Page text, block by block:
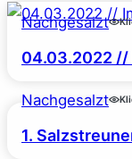
Nachgesalzt
04.03.2022 //
Nachgesalzt
1.